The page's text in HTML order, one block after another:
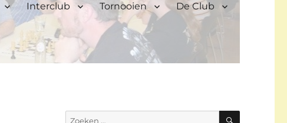
Interclub Tornooien De Club
Zoeken
ZOEKEN